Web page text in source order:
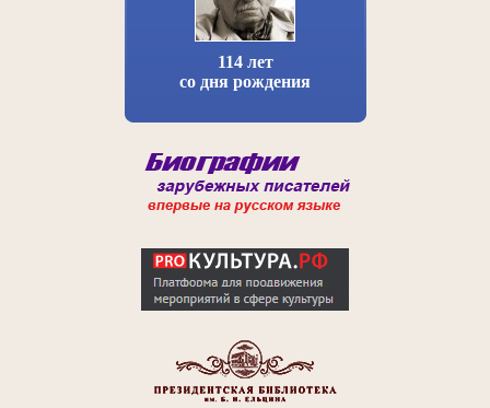
114 лет
со дня рождения